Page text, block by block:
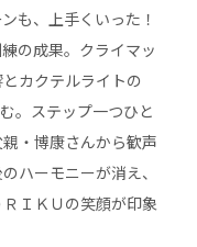
も、上手くいった！
の成果。クライマッ
カクテルライトの
。ステップ一つひと
・博康さんから歓声
ハーモニーが消え、
ＩＫＵの笑顔が印象